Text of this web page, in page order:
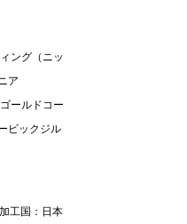
ング（ニッ
ア
ールドコー
ビックジル
国：日本